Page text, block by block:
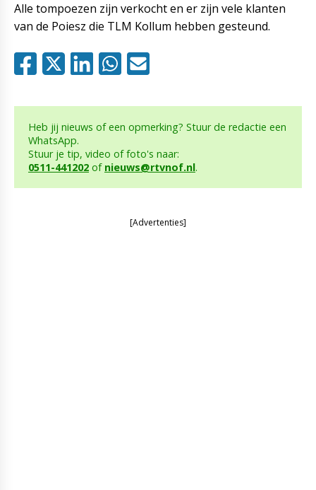
Alle tompoezen zijn verkocht en er zijn vele klanten
van de Poiesz die TLM Kollum hebben gesteund.
Heb jij nieuws of een opmerking? Stuur de redactie een
WhatsApp.
Stuur je tip, video of foto's naar:
0511-441202 of nieuws@rtvnof.nl.
[Advertenties]